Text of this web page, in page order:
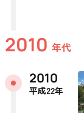
2010 年代
2010
平成22年